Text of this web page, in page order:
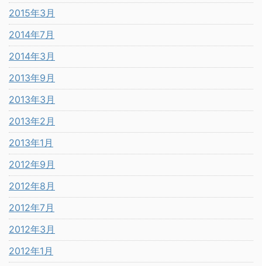
2015年3月
2014年7月
2014年3月
2013年9月
2013年3月
2013年2月
2013年1月
2012年9月
2012年8月
2012年7月
2012年3月
2012年1月